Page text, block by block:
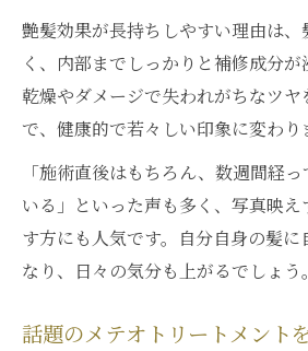
年齢髪に最適なメテオト
イント
満足度が高いメテオトリ
め方
毎朝のスタイリングが楽にな
ア
メテオトリートメントで
時短
る
艶髪効果が長持ちしやすい理由は、
く、内部までしっかりと補修成分が
乾燥やダメージで失われがちなツヤ
で、健康的で若々しい印象に変わり
「施術直後はもちろん、数週間経
いる」といった声も多く、写真映
す方にも人気です。自分自身の髪
なり、日々の気分も上がるでしょう。
話題のメテオトリートメント